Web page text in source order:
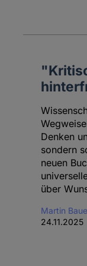
Denken
sondern
neuen
über
Martin
24.11.2025